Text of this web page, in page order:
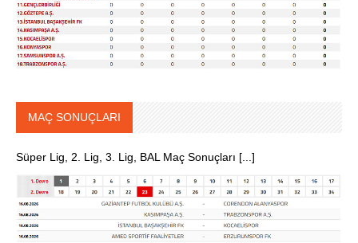
MAÇ SONUÇLARI
Süper Lig, 2. Lig, 3. Lig, BAL Maç Sonuçları [...]